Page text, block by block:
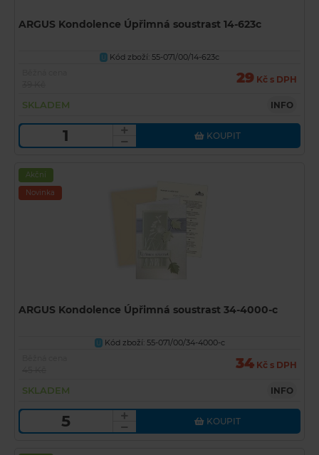
ARGUS Kondolence Úpřimná soustrast 14-623c
U
Kód zboží: 55-071/00/14-623c
29 Kč s DPH
SKLADEM INFO
KOUPIT
Akční
Novinka
ARGUS Kondolence Úpřimná soustrast 34-4000-c
U Kód zboží: 55-071/00/34-4000-c
34 Kč s DPH
SKLADEM INFO
KOUPIT